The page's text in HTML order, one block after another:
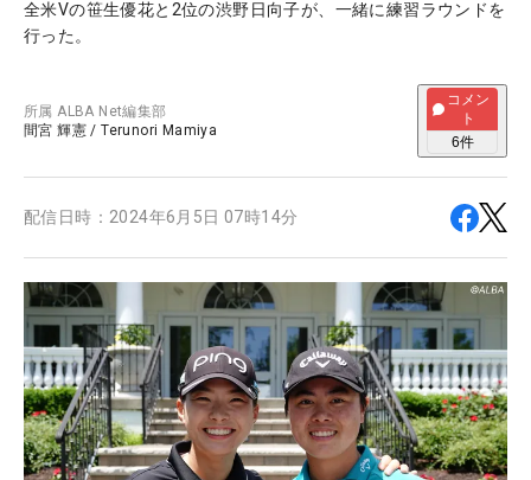
全米Vの笹生優花と2位の渋野日向子が、一緒に練習ラウンドを
行った。
所属ALBA Net編集部
間宮 輝憲 /Terunori Mamiya
コメン
ト
6件
配信日時： 2024年6月5日 07時14分